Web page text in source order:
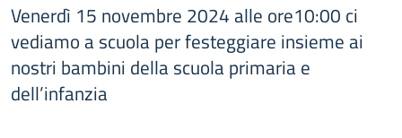
Venerdì 15 novembre 2024 alle ore10:00 ci
vediamo a scuola per festeggiare insieme ai
nostri bambini della scuola primaria e
dell’infanzia